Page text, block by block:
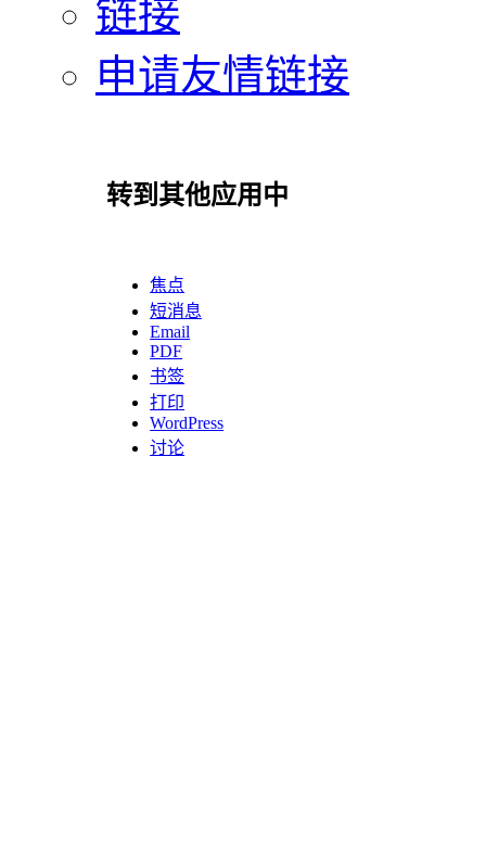
链接
申请友情链接
转到其他应用中
焦点
短消息
Email
PDF
书签
打印
WordPress
讨论